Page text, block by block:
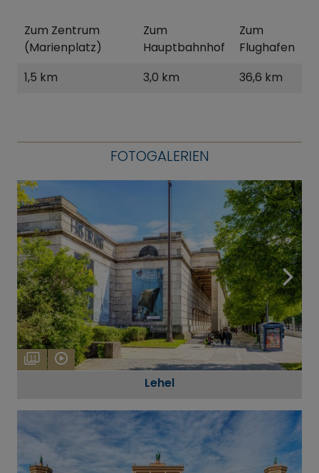
Zum Zentrum
(Marienplatz)
Zum
Hauptbahnhof
Zum
Flughafen
1,5 km
3,0 km 36,6 km
FOTOGALERIEN
11
Lehel